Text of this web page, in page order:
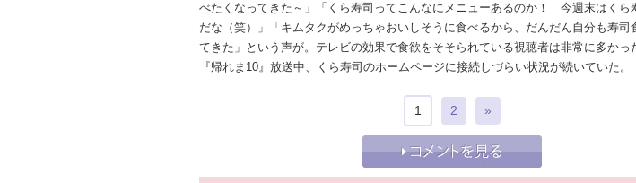
べたくなってきた～」「くら寿司ってこんなにメニューあるのか！ 今週末はくら
だな（笑）」「キムタクがめっちゃおいしそうに食べるから、だんだん自分も寿司
てきた」という声が。テレビの効果で食欲をそそられている視聴者は非常に多かっ
『帰れま10』放送中、くら寿司のホームページに接続しづらい状況が続いていた。
1 2 »